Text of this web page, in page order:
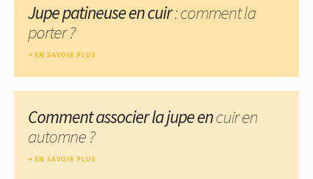
Jupe patineuse en cuir: comment la
porter ?
EN SAVOIR PLUS
Comment associer la jupe encuir en
automne ?
EN SAVOIR PLUS